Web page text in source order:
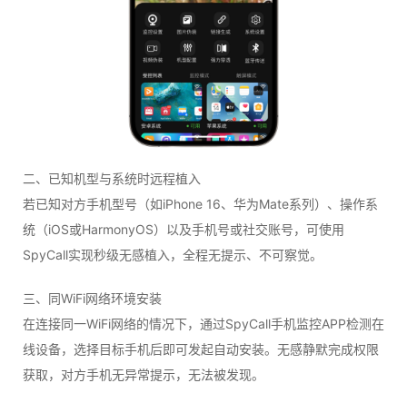
二、已知机型与系统时远程植入
若已知对方手机型号（如iPhone 16、华为Mate系列）、操作系
统（iOS或HarmonyOS）以及手机号或社交账号，可使用
SpyCall实现秒级无感植入，全程无提示、不可察觉。
三、同WiFi网络环境安装
在连接同一WiFi网络的情况下，通过SpyCall手机监控APP检测在
线设备，选择目标手机后即可发起自动安装。无感静默完成权限
获取，对方手机无异常提示，无法被发现。